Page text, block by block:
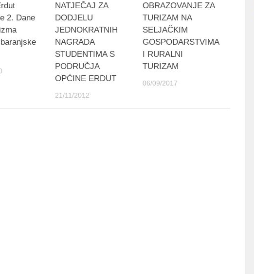
2. Dane
NATJEČAJ ZA
DODJELU
JEDNOKRATNIH
NAGRADA
STUDENTIMA S
PODRUČJA
OPĆINE ERDUT
21/11/2012
OBRAZOVANJE ZA
TURIZAM NA
SELJAČKIM
GOSPODARSTVIMA
I RURALNI
TURIZAM
06/09/2017